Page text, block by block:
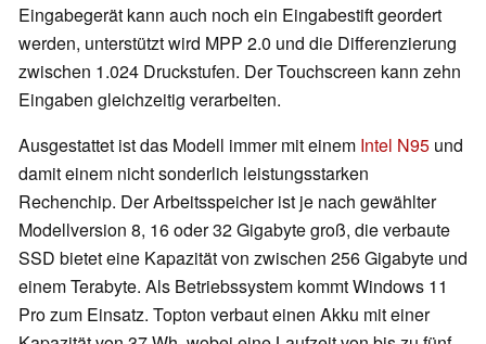
Eingabegerät kann auch noch ein Eingabestift geordert
werden, unterstützt wird MPP 2.0 und die Differenzierung
zwischen 1.024 Druckstufen. Der Touchscreen kann zehn
Eingaben gleichzeitig verarbeiten.
Ausgestattet ist das Modell immer mit einem Intel N95 und
damit einem nicht sonderlich leistungsstarken
Rechenchip. Der Arbeitsspeicher ist je nach gewählter
Modellversion 8, 16 oder 32 Gigabyte groß, die verbaute
SSD bietet eine Kapazität von zwischen 256 Gigabyte und
einem Terabyte. Als Betriebssystem kommt Windows 11
Pro zum Einsatz. Topton verbaut einen Akku mit einer